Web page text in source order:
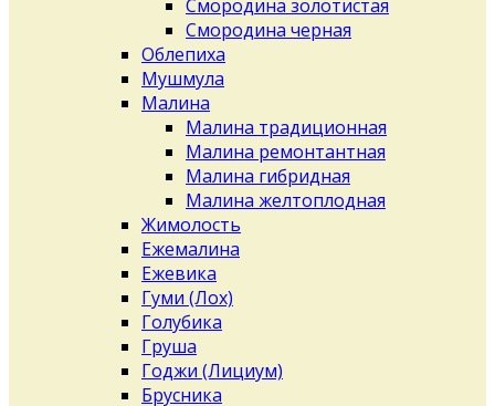
Смородина золотистая
Смородина черная
Облепиха
Мушмула
Малина
Малина традиционная
Малина ремонтантная
Малина гибридная
Малина желтоплодная
Жимолость
Ежемалина
Ежевика
Гуми (Лох)
Голубика
Груша
Годжи (Лициум)
Брусника